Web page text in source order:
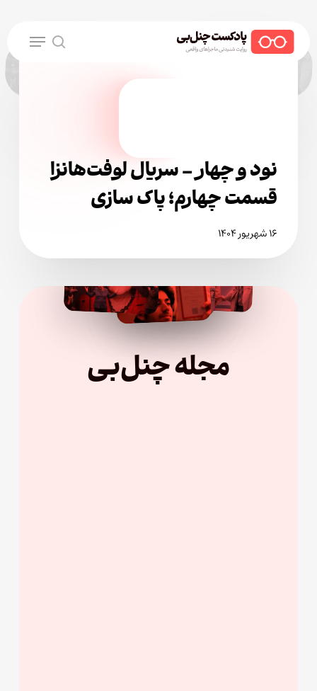
content
search
Menu
نود و چهار – سریال لوفت‌هانزا
قسمت چهارم؛ پاک سازی
۱۶ شهریور ۱۴۰۴
مجله چنل‌بی